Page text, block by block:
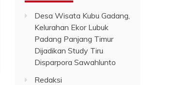
Desa Wisata Kubu Gadang,
Kelurahan Ekor Lubuk
Padang Panjang Timur
Dijadikan Study Tiru
Disparpora Sawahlunto
Redaksi